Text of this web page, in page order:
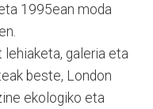
1995ean moda
lehiaketa, galeria eta
beste, London
ekologiko eta